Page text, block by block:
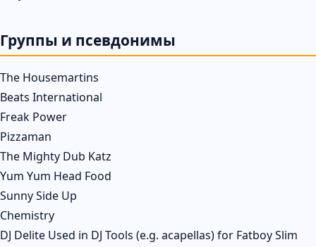
Группы и псевдонимы
The Housemartins
Beats International
Freak Power
Pizzaman
The Mighty Dub Katz
Yum Yum Head Food
Sunny Side Up
Chemistry
DJ Delite Used in DJ Tools (e.g. acapellas) for Fatboy Slim